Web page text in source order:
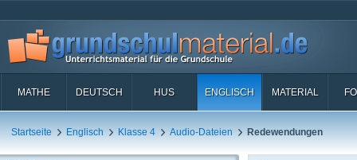
MATHE DEUTSCH HUS ENGLISCH MATERIAL
Startseite Englisch Klasse 4 Audio-Dateien Redewendungen